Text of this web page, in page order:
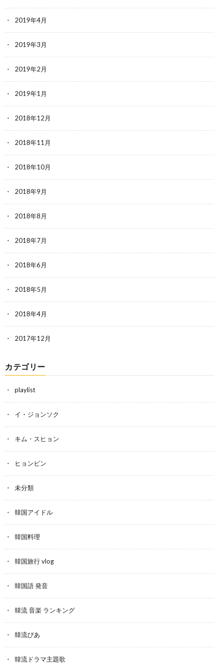
2019年4月
2019年3月
2019年2月
2019年1月
2018年12月
2018年11月
2018年10月
2018年9月
2018年8月
2018年7月
2018年6月
2018年5月
2018年4月
2017年12月
カテゴリー
playlist
イ・ジョンソク
キム・スヒョン
ヒョンビン
未分類
韓国アイドル
韓国料理
韓国旅行 vlog
韓国語 発音
韓流 音楽 ランキング
韓流ぴあ
韓流ドラマ主題歌